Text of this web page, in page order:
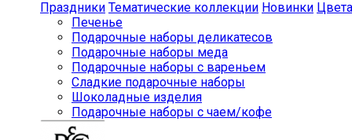
Праздники Тематические коллекции Новинки Цвета
Печенье
Подарочные наборы деликатесов
Подарочные наборы меда
Подарочные наборы с вареньем
Сладкие подарочные наборы
Шоколадные изделия
Подарочные наборы с чаем/кофе